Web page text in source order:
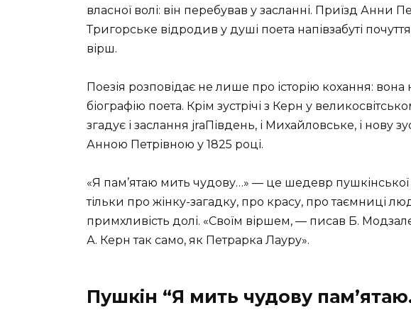
власної волі: він перебував у засланні. Приїзд Анни
Тригорське відродив у душі поета напівзабуті
вірш.
Поезія розповідає не лише про історію кохання:
біографію поета. Крім зустрічі з Керн у
згадує і заслання jraПівдень, і Михайловське, і нову
Анною Петрівною у 1825 році.
«Я пам’‎ятаю мить чудову…» — це шедевр
тільки про жінку-загадку, про красу, про таємниці
примхливість долі. «Своїм віршем, — писав Б.
А. Керн так само, як Петрарка Лауру».
Пушкін “Я мить чудову